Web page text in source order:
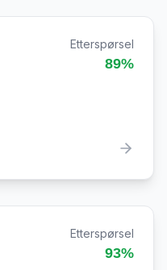
Etterspørsel
89%
Etterspørsel
93%